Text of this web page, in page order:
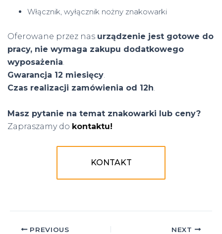
Włącznik, wyłącznik nożny znakowarki
Oferowane przez nas urządzenie jest gotowe do
pracy, nie wymaga zakupu dodatkowego
wyposażenia.
Gwarancja 12 miesięcy.
Czas realizacji zamówienia od 12h.
Masz pytanie na temat znakowarki lub ceny?
Zapraszamy do kontaktu!
KONTAKT
PostPREVIOUS NEXT